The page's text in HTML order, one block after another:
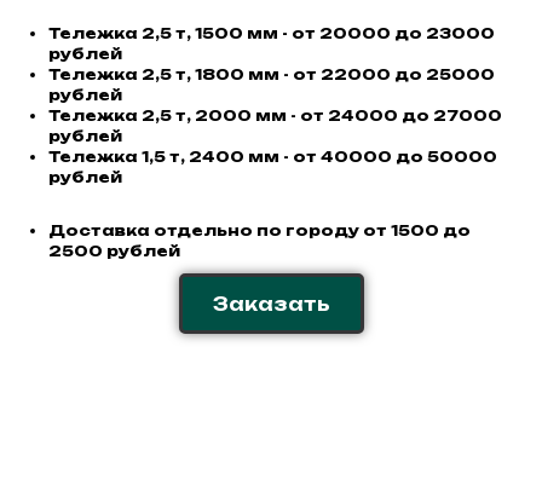
Тележка 2,5 т, 1500 мм - от 20000 до 23000
рублей
Тележка 2,5 т, 1800 мм - от 22000 до 25000
рублей
Тележка 2,5 т, 2000 мм - от 24000 до 27000
рублей
Тележка 1,5 т, 2400 мм - от 40000 до 50000
рублей
Доставка отдельно по городу от 1500 до
2500 рублей
Заказать